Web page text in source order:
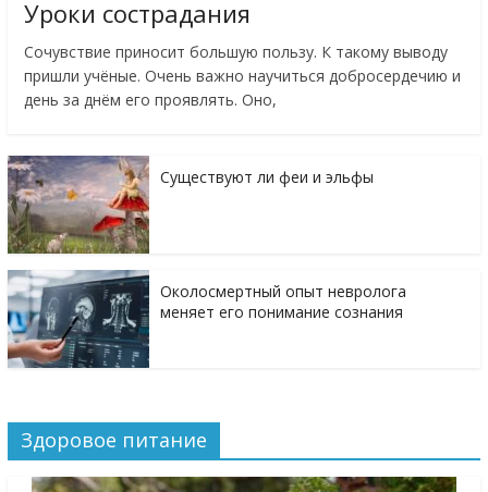
Уроки сострадания
Сочувствие приносит большую пользу. К такому выводу
пришли учёные. Очень важно научиться добросердечию и
день за днём его проявлять. Оно,
Существуют ли феи и эльфы
Околосмертный опыт невролога
меняет его понимание сознания
Здоровое питание